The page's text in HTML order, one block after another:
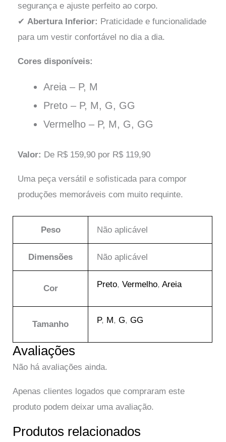
segurança e ajuste perfeito ao corpo.
✔Abertura Inferior: Praticidade e funcionalidade
para um vestir confortável no dia a dia.
Cores disponíveis:
Valor: De R$ 159,90 por R$ 119,90
Uma peça versátil e sofisticada para compor
produções memoráveis com muito requinte.
Peso Não aplicável
Dimensões Não aplicável
Cor Preto,Vermelho,Areia
Tamanho P, M,G,GG
Avaliações
Não há avaliações ainda.
Apenas clientes logados que compraram este
produto podem deixar uma avaliação.
Produtos relacionados
DETALHES
Seve
Em até 6x de
ou R$112.10 via Pix
Em até 6x de
ou R$132.05
DETALHES
Blusa T-Shirt Be
Happy Preta
Em até 6x de
ou R$112.96 via Pix
DETALHES
Blusa Viscolinho
Em até 6x de
R$
30.33 sem juros
Blusa Feminina